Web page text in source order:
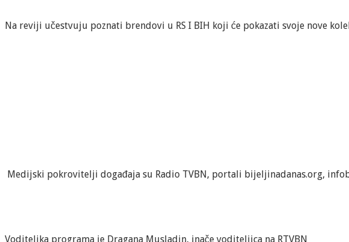
Na reviji učestvuju poznati brendovi u RS I BIH koji će pokazati svoje nove
Medijski pokrovitelji događaja su Radio TVBN, portali bijeljinadanas.org,
Voditeljka programa je Dragana Musladin, inače voditeljica na RTVBN